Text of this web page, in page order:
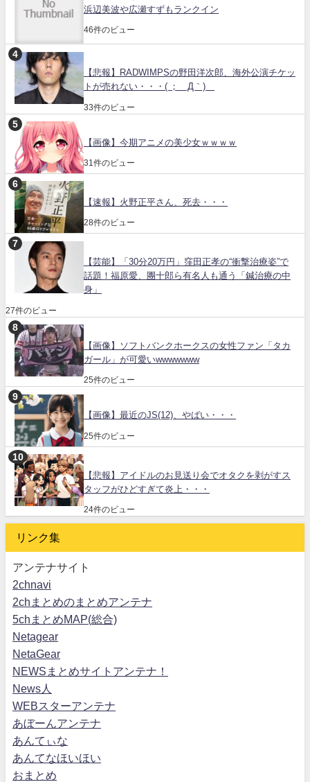
浜辺美波や広瀬すずもランクイン
46件のビュー
【悲報】RADWIMPSの野田洋次郎、海外公演チケッ
トが売れない・・・( ；´Д｀)
33件のビュー
【画像】今期アニメの美少女ｗｗｗｗ
31件のビュー
【速報】火野正平さん、死去・・・
28件のビュー
【芸能】「30分20万円」窪田正孝の“衝撃治療姿”で
話題！福原愛、團十郎ら有名人も通う「鍼治療の中
身」
27件のビュー
【画像】ソフトバンクホークスの女性ファン「タカ
ガール」が可愛いwwwwwww
25件のビュー
【画像】最近のJS(12)、やばい・・・
25件のビュー
【悲報】アイドルのお見送り会でオタクを剥がすス
タッフがひどすぎて炎上・・・
24件のビュー
リンク集
アンテナサイト
2chnavi
2chまとめのまとめアンテナ
5chまとめMAP(総合)
Netagear
NetaGear
NEWSまとめサイトアンテナ！
News人
WEBスターアンテナ
あぼーんアンテナ
あんてぃな
あんてなほいほい
おまとめ